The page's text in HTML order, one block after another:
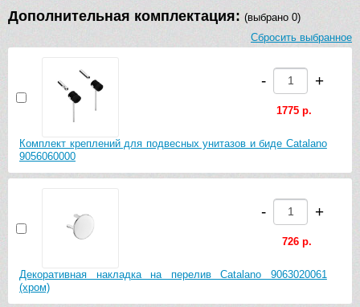
Дополнительная комплектация: (выбрано 0)
Сбросить выбранное
Комплект креплений для подвесных унитазов и биде Catalano
9056060000
- +
1775 р.
Декоративная накладка на перелив Catalano 9063020061
(хром)
- +
726 р.